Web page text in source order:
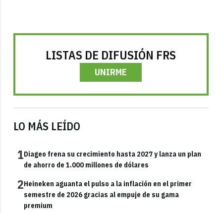
LISTAS DE DIFUSIÓN FRS
UNIRME
LO MÁS LEÍDO
1Diageo frena su crecimiento hasta 2027 y lanza un plan
de ahorro de 1.000 millones de dólares
2Heineken aguanta el pulso a la inflación en el primer
semestre de 2026 gracias al empuje de su gama
premium